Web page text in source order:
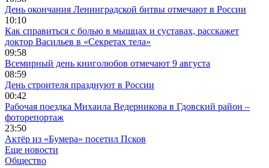
День окончания Ленинградской битвы отмечают в России
10:10
Как справиться с болью в мышцах и суставах, расскажет
доктор Васильев в «Секретах тела»
09:58
Всемирный день книголюбов отмечают 9 августа
08:59
День строителя празднуют в России
00:42
Рабочая поездка Михаила Ведерникова в Гдовский район –
фоторепортаж
23:50
Актёр из «Бумера» посетил Псков
Еще новости
Общество